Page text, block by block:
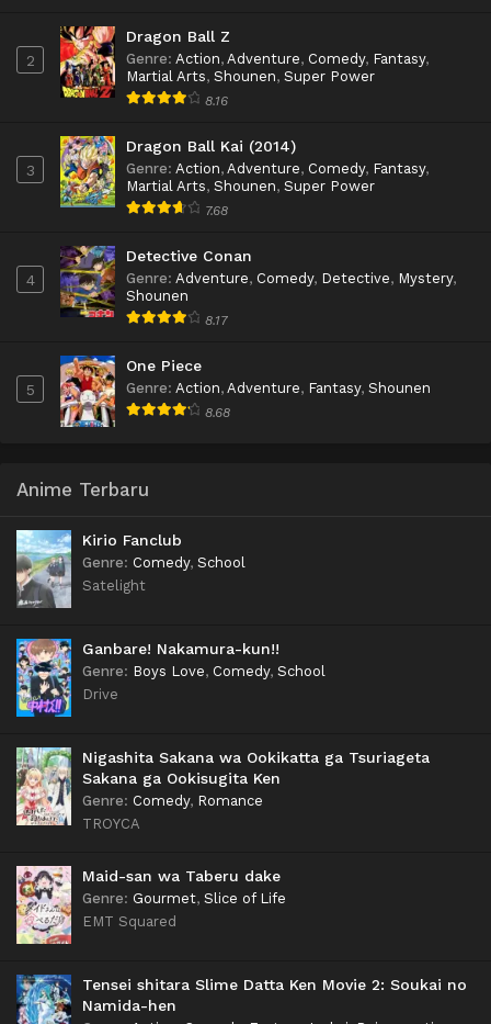
2
Dragon Ball Z
Genre: Action, Adventure, Comedy, Fantasy,
Martial Arts, Shounen, Super Power
8.16
3
Dragon Ball Kai (2014)
Genre: Action, Adventure, Comedy, Fantasy,
Martial Arts, Shounen, Super Power
7.68
4
Detective Conan
Genre: Adventure, Comedy, Detective, Mystery,
Shounen
8.17
5
One Piece
Genre: Action, Adventure, Fantasy, Shounen
8.68
Anime Terbaru
Kirio Fanclub
Genre: Comedy, School
Satelight
Ganbare! Nakamura-kun!!
Genre: Boys Love, Comedy, School
Drive
Nigashita Sakana wa Ookikatta ga Tsuriageta
Sakana ga Ookisugita Ken
Genre: Comedy, Romance
TROYCA
Maid-san wa Taberu dake
Genre: Gourmet, Slice of Life
EMT Squared
Tensei shitara Slime Datta Ken Movie 2: Soukai no
Namida-hen